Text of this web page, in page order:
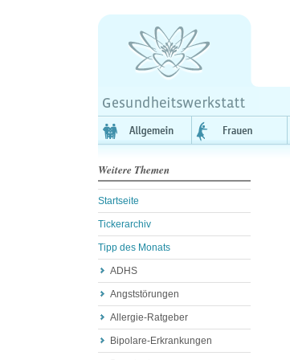
Weitere Themen
Startseite
Tickerarchiv
Tipp des Monats
ADHS
Angststörungen
Allergie-Ratgeber
Bipolare-Erkrankungen